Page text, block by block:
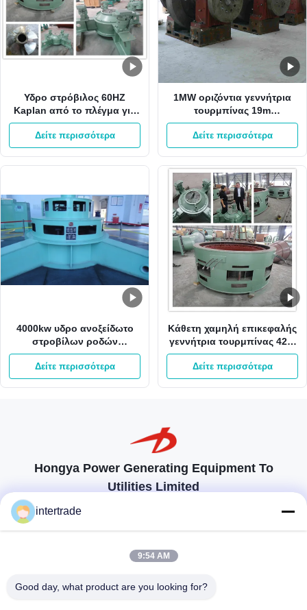
Υδρο στρόβιλος 60HZ
Kaplan από το πλέγμα για
το μίνι υδρο στρόβιλο
Kaplan σταθμών κάθετο
Δείτε περισσότερα
1MW οριζόντια γεννήτρια
τουρμπίνας 19m
μανομετρικό ύψος στήλης
νερού 6.2m3/S Kaplan
Δείτε περισσότερα
4000kw υδρο ανοξείδωτο
στροβίλων ροδών
στροβίλων 400V Kaplan
Kaplan νερού
Δείτε περισσότερα
Κάθετη χαμηλή επικεφαλής
γεννήτρια τουρμπίνας 42m
980kw 3m3/S Kaplan
Δείτε περισσότερα
Hongya Power Generating Equipment To
Utilities Limited
προσαρμοσμένες λύσεις για να ανταποκρίνονται στις απαιτήσεις των
86-28-37561966-8:00
intertrade
9:54 AM
Good day, what product are you looking for?